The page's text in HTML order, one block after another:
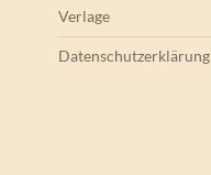
Verlage
Datenschutzerklärung